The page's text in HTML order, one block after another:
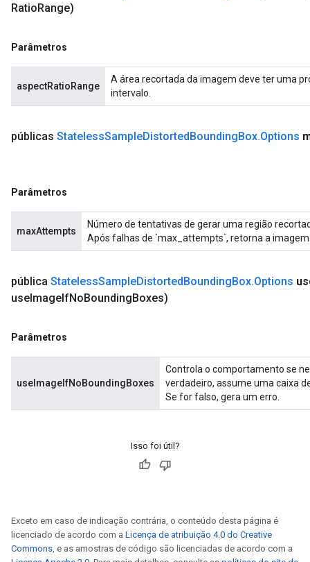
RatioRange)
Parâmetros
aspectRatioRange
A área recortada da imagem deve ter uma
intervalo.
públicas StatelessSampleDistortedBoundingBox.Options
Parâmetros
maxAttempts
Número de tentativas de gerar uma região
Após falhas de `max_attempts`, retorna a
pública StatelessSampleDistortedBoundingBox.Options
useImageIfNoBoundingBoxes)
Parâmetros
useImageIfNoBoundingBoxes
Controla o comportamento se
verdadeiro, assume uma caixa
Se for falso, gera um erro.
Isso foi útil?
Exceto em caso de indicação contrária, o conteúdo desta página é
licenciado de acordo com a Licença de atribuição 4.0 do Creative
Commons , e as amostras de código são licenciadas de acordo com a